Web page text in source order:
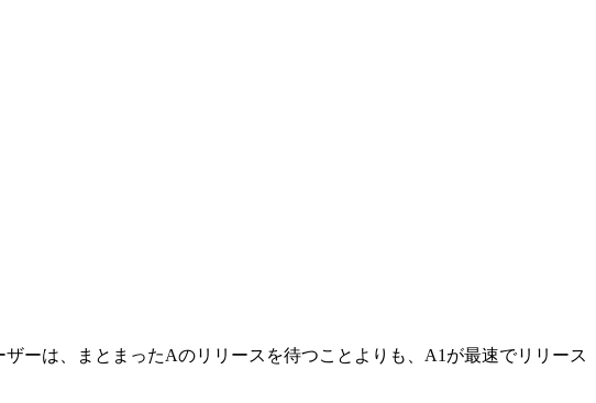
ーは、まとまったAのリリースを待つことよりも、A1が最速でリリース